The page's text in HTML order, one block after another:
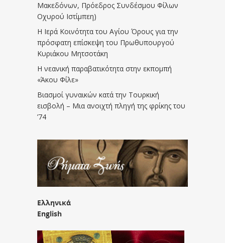
Μακεδόνων, Πρόεδρος Συνδέσμου Φίλων
Οχυρού Ιστίμπεη)
Η Ιερά Κοινότητα του Αγίου Όρους για την
πρόσφατη επίσκεψη του Πρωθυπουργού
Κυριάκου Μητσοτάκη
Η νεανική παραβατικότητα στην εκπομπή
«Άκου Φίλε»
Βιασμοί γυναικών κατά την Τουρκική
εισβολή – Μια ανοιχτή πληγή της φρίκης του
’74
Ελληνικά
English